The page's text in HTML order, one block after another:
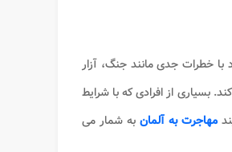
خطرات جدی مانند جنگ، آزار
بسیاری از افرادی که با شرایط
مهاجرت به آلمان به شمار می